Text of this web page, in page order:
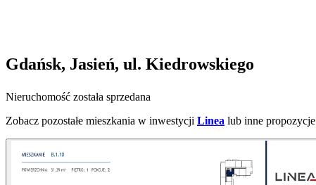
Gdańsk, Jasień, ul. Kiedrowskiego
Nieruchomość została sprzedana
Zobacz pozostałe mieszkania w inwestycji Linea lub inne propozycje